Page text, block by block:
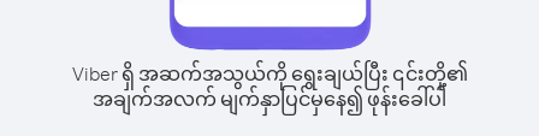
Viber ရှိ အဆက်အသွယ်ကို ရွေးချယ်ပြီး ၎င်းတို့၏
အချက်အလက် မျက်နှာပြင်မှနေ၍ ဖုန်းခေါ်ပါ